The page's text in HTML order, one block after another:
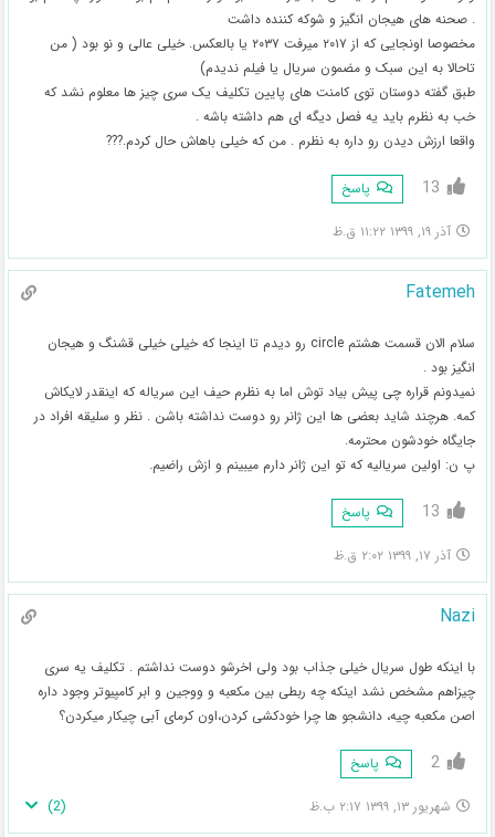
. صحنه های هیجان انگیز و شوکه کننده داشت
مخصوصا اونجایی که از ۲۰۱۷ میرفت ۲۰۳۷ یا بالعکس. خیلی عالی و نو بود ( من
تاحالا به این سبک و مضمون سریال یا فیلم ندیدم)
طبق گفته دوستان توی کامنت های پایین تکلیف یک سری چیز ها معلوم نشد که
خب به نظرم باید یه فصل دیگه ای هم داشته باشه .
واقعا ارزش دیدن رو داره به نظرم . من که خیلی باهاش حال کردم.???
13 پاسخ
آذر ۱۹, ۱۳۹۹ ۱۱:۲۲ ق.ظ
Fatemeh
سلام الان قسمت هشتم circle رو دیدم تا اینجا که خیلی خیلی قشنگ و هیجان
انگیز بود .
نمیدونم قراره چی پیش بیاد توش اما به نظرم حیف این سریاله که اینقدر لایکاش
کمه. هرچند شاید بعضی ها این ژانر رو دوست نداشته باشن . نظر و سلیقه افراد در
جایگاه خودشون محترمه.
پ ن: اولین سریالیه که تو این ژانر دارم میبینم و ازش راضیم.
13 پاسخ
آذر ۱۷, ۱۳۹۹ ۲:۰۲ ق.ظ
Nazi
با اینکه طول سریال خیلی جذاب بود ولی اخرشو دوست نداشتم . تکلیف یه سری
چیزاهم مشخص نشد اینکه چه ربطی بین مکعبه و ووجین و ابر کامپیوتر وجود داره
اصن مکعبه چیه، دانشجو ها چرا خودکشی کردن،اون کرمای آبی چیکار میکردن؟
2 پاسخ
شهریور ۱۳, ۱۳۹۹ ۲:۱۷ ب.ظ (
2
)